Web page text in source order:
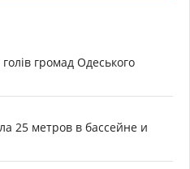
громад Одеського
25 метров в бассейне и